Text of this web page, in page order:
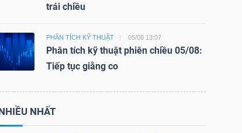
trái chiều
PHÂN TÍCH KỸ THUẬT 05/08 13:07
Phân tích kỹ thuật phiên chiều 05/08:
Tiếp tục giằng co
NHẤT